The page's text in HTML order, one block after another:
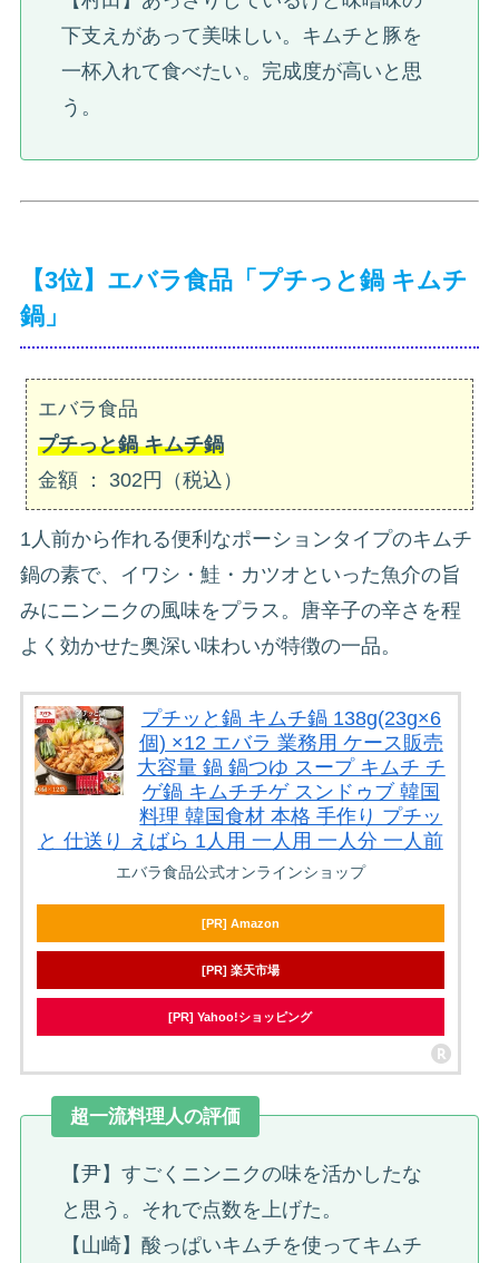
下支えがあって美味しい。キムチと豚を
一杯入れて食べたい。完成度が高いと思
う。
【3位】エバラ食品「プチっと鍋 キムチ
鍋」
エバラ食品
プチっと鍋 キムチ鍋
金額 ： 302円（税込）
1人前から作れる便利なポーションタイプのキムチ
鍋の素で、イワシ・鮭・カツオといった魚介の旨
みにニンニクの風味をプラス。唐辛子の辛さを程
よく効かせた奥深い味わいが特徴の一品。
プチッと鍋 キムチ鍋 138g(23g×6
個) ×12 エバラ 業務用 ケース販売
大容量 鍋 鍋つゆ スープ キムチ チ
ゲ鍋 キムチチゲ スンドゥブ 韓国
料理 韓国食材 本格 手作り プチッ
と 仕送り えばら 1人用 一人用 一人分 一人前
エバラ食品公式オンラインショップ
[PR] Amazon
[PR] 楽天市場
[PR] Yahoo!ショッピング
超一流料理人の評価
【尹】すごくニンニクの味を活かしたな
と思う。それで点数を上げた。
【山崎】酸っぱいキムチを使ってキムチ